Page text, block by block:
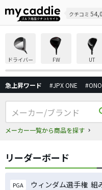
クチコミ
ドライバー FW UT
急上昇ワード #JPX ONE
メーカー一覧から商品を探す
リーダーボード
PGA ウィンダム選手権 組